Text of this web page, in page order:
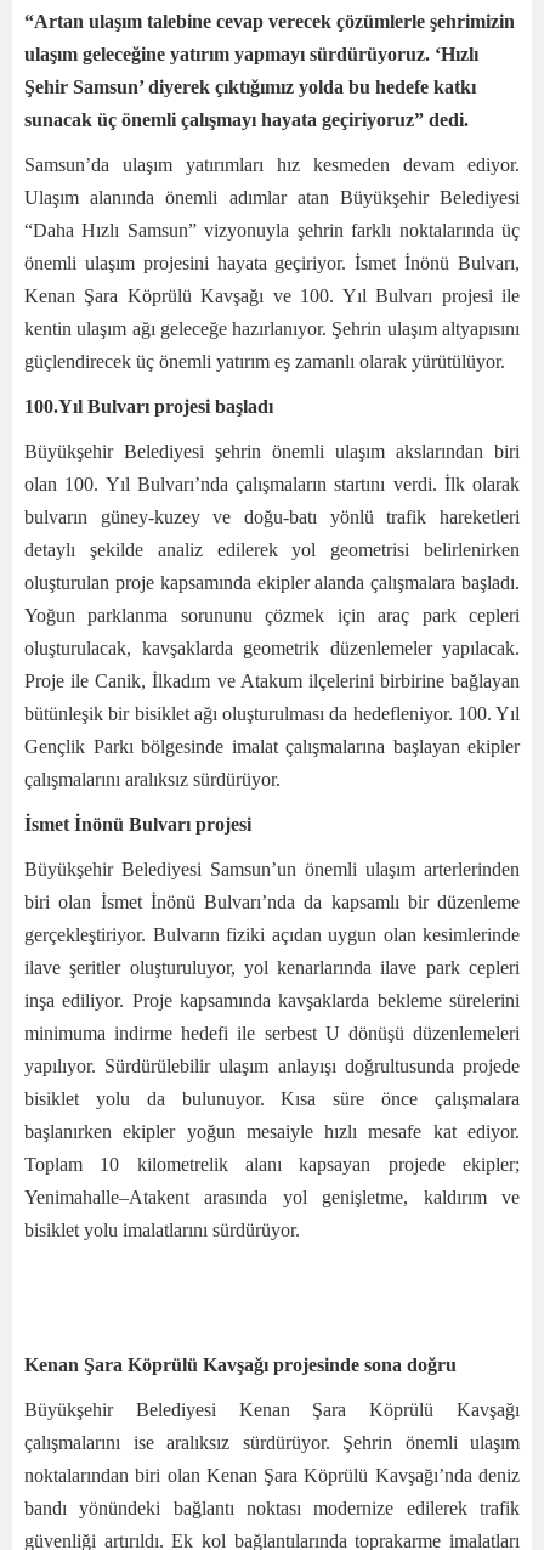
“Artan ulaşım talebine cevap verecek çözümlerle şehrimizin
ulaşım geleceğine yatırım yapmayı sürdürüyoruz. ‘Hızlı
Şehir Samsun’ diyerek çıktığımız yolda bu hedefe katkı
sunacak üç önemli çalışmayı hayata geçiriyoruz” dedi.
Samsun’da ulaşım yatırımları hız kesmeden devam ediyor.
Ulaşım alanında önemli adımlar atan Büyükşehir Belediyesi
“Daha Hızlı Samsun” vizyonuyla şehrin farklı noktalarında üç
önemli ulaşım projesini hayata geçiriyor. İsmet İnönü Bulvarı,
Kenan Şara Köprülü Kavşağı ve 100. Yıl Bulvarı projesi ile
kentin ulaşım ağı geleceğe hazırlanıyor. Şehrin ulaşım altyapısını
güçlendirecek üç önemli yatırım eş zamanlı olarak yürütülüyor.
100.Yıl Bulvarı projesi başladı
Büyükşehir Belediyesi şehrin önemli ulaşım akslarından biri
olan 100. Yıl Bulvarı’nda çalışmaların startını verdi. İlk olarak
bulvarın güney-kuzey ve doğu-batı yönlü trafik hareketleri
detaylı şekilde analiz edilerek yol geometrisi belirlenirken
oluşturulan proje kapsamında ekipler alanda çalışmalara başladı.
Yoğun parklanma sorununu çözmek için araç park cepleri
oluşturulacak, kavşaklarda geometrik düzenlemeler yapılacak.
Proje ile Canik, İlkadım ve Atakum ilçelerini birbirine bağlayan
bütünleşik bir bisiklet ağı oluşturulması da hedefleniyor. 100. Yıl
Gençlik Parkı bölgesinde imalat çalışmalarına başlayan ekipler
çalışmalarını aralıksız sürdürüyor.
İsmet İnönü Bulvarı projesi
Büyükşehir Belediyesi Samsun’un önemli ulaşım arterlerinden
biri olan İsmet İnönü Bulvarı’nda da kapsamlı bir düzenleme
gerçekleştiriyor. Bulvarın fiziki açıdan uygun olan kesimlerinde
ilave şeritler oluşturuluyor, yol kenarlarında ilave park cepleri
inşa ediliyor. Proje kapsamında kavşaklarda bekleme sürelerini
minimuma indirme hedefi ile serbest U dönüşü düzenlemeleri
yapılıyor. Sürdürülebilir ulaşım anlayışı doğrultusunda projede
bisiklet yolu da bulunuyor. Kısa süre önce çalışmalara
başlanırken ekipler yoğun mesaiyle hızlı mesafe kat ediyor.
Toplam 10 kilometrelik alanı kapsayan projede ekipler;
Yenimahalle–Atakent arasında yol genişletme, kaldırım ve
bisiklet yolu imalatlarını sürdürüyor.
Kenan Şara Köprülü Kavşağı projesinde sona doğru
Büyükşehir Belediyesi Kenan Şara Köprülü Kavşağı
çalışmalarını ise aralıksız sürdürüyor. Şehrin önemli ulaşım
noktalarından biri olan Kenan Şara Köprülü Kavşağı’nda deniz
bandı yönündeki bağlantı noktası modernize edilerek trafik
güvenliği artırıldı. Ek kol bağlantılarında toprakarme imalatları